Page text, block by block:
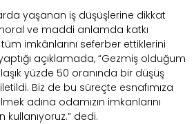
yaşanan iş düşüşlerine dikkat
ve maddi anlamda katkı
imkânlarını seferber ettiklerini
açıklamada, “Gezmiş olduğum
yüzde 50 oranında bir düşüş
Biz de bu süreçte esnafımıza
adına odamızın imkanlarını
dedi.